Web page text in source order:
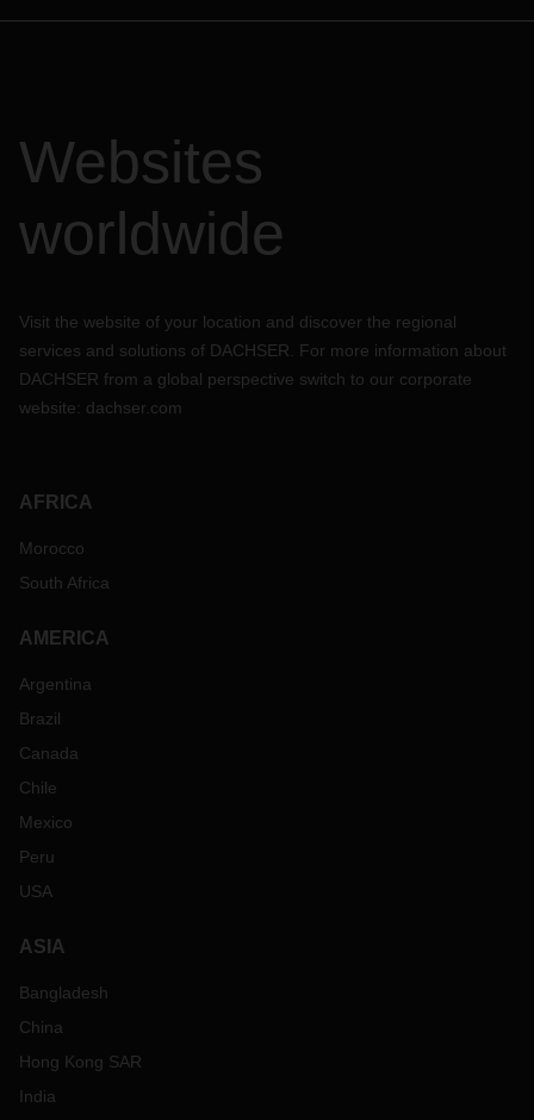
Websites
worldwide
Visit the website of your location and discover the regional
services and solutions of DACHSER. For more information about
DACHSER from a global perspective switch to our corporate
website: dachser.com
AFRICA
Morocco
South Africa
AMERICA
Argentina
Brazil
Canada
Chile
Mexico
Peru
USA
ASIA
Bangladesh
China
Hong Kong SAR
India